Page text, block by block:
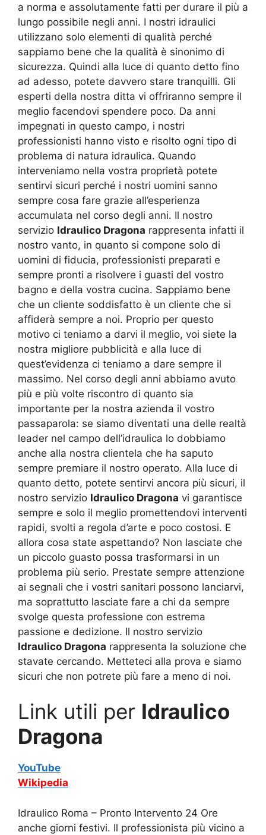
a norma e assolutamente fatti per durare il più a
lungo possibile negli anni. I nostri idraulici
utilizzano solo elementi di qualità perché
sappiamo bene che la qualità è sinonimo di
sicurezza. Quindi alla luce di quanto detto fino
ad adesso, potete davvero stare tranquilli. Gli
esperti della nostra ditta vi offriranno sempre il
meglio facendovi spendere poco. Da anni
impegnati in questo campo, i nostri
professionisti hanno visto e risolto ogni tipo di
problema di natura idraulica. Quando
interveniamo nella vostra proprietà potete
sentirvi sicuri perché i nostri uomini sanno
sempre cosa fare grazie all’esperienza
accumulata nel corso degli anni. Il nostro
servizio Idraulico Dragona rappresenta infatti il
nostro vanto, in quanto si compone solo di
uomini di fiducia, professionisti preparati e
sempre pronti a risolvere i guasti del vostro
bagno e della vostra cucina. Sappiamo bene
che un cliente soddisfatto è un cliente che si
affiderà sempre a noi. Proprio per questo
motivo ci teniamo a darvi il meglio, voi siete la
nostra migliore pubblicità e alla luce di
quest’evidenza ci teniamo a dare sempre il
massimo. Nel corso degli anni abbiamo avuto
più e più volte riscontro di quanto sia
importante per la nostra azienda il vostro
passaparola: se siamo diventati una delle realtà
leader nel campo dell’idraulica lo dobbiamo
anche alla nostra clientela che ha saputo
sempre premiare il nostro operato. Alla luce di
quanto detto, potete sentirvi ancora più sicuri, il
nostro servizio Idraulico Dragona vi garantisce
sempre e solo il meglio promettendovi interventi
rapidi, svolti a regola d’arte e poco costosi. E
allora cosa state aspettando? Non lasciate che
un piccolo guasto possa trasformarsi in un
problema più serio. Prestate sempre attenzione
ai segnali che i vostri sanitari possono lanciarvi,
ma soprattutto lasciate fare a chi da sempre
svolge questa professione con estrema
passione e dedizione. Il nostro servizio
Idraulico Dragona rappresenta la soluzione che
stavate cercando. Metteteci alla prova e siamo
sicuri che non potrete più fare a meno di noi.
Link utili per Idraulico
Dragona
YouTube
Wikipedia
Idraulico Roma – Pronto Intervento 24 Ore
anche giorni festivi. Il professionista più vicino a